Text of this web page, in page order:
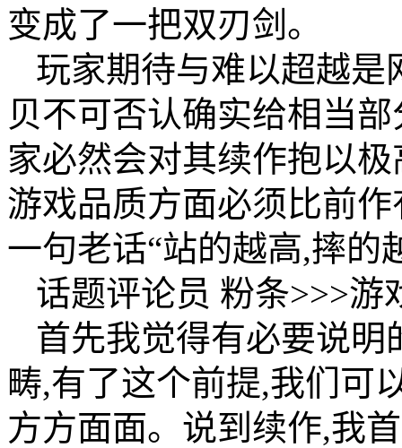
变成了一把双刃剑。
玩家期待与难以超越是
贝不可否认确实给相当
家必然会对其续作抱以
游戏品质方面必须比前
一句老话“站的越高,摔的
话题评论员 粉条>>>游
首先我觉得有必要说
畴,有了这个前提,我们可
方方面面。说到续作,我